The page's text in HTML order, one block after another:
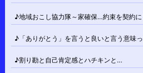
♪地域おこし協力隊～家確保…約束を契約
♪「ありがとう」を言うと良いと言う意味っ
♪割り勘と自己肯定感とハチキンと…